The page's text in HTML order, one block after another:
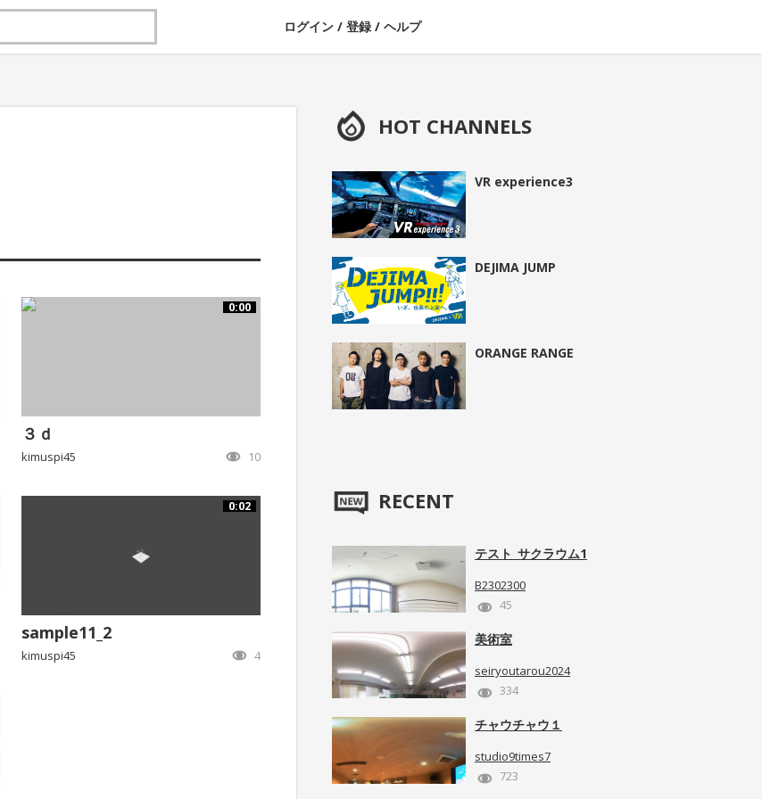
ログイン / 登録 / ヘルプ
0:00
３ｄ
kimuspi45 10
0:02
sample11_2
kimuspi45 4
HOT CHANNELS
VR experience3
DEJIMA JUMP
ORANGE RANGE
RECENT
テスト_サクラウム1
B2302300
45
美術室
seiryoutarou2024
334
チャウチャウ１
studio9times7
723